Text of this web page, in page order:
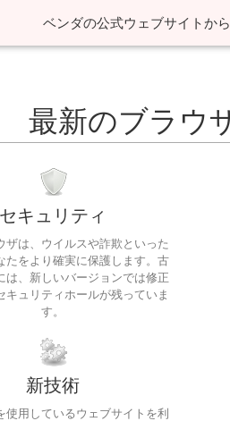
ベンダの公式ウェブサイトか
最新のブラウ
セキュリティ
ザは、ウイルスや詐欺といった
たをより確実に保護します。古
は、新しいバージョンでは修正
キュリティホールが残っていま
す。
新技術
使用しているウェブサイトを利